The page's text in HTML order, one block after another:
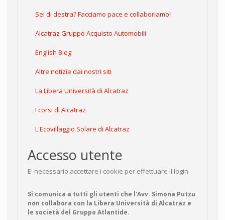
Sei di destra? Facciamo pace e collaboriamo!
Alcatraz Gruppo Acquisto Automobili
English Blog
Altre notizie dai nostri siti
La Libera Università di Alcatraz
I corsi di Alcatraz
L'Ecovillaggio Solare di Alcatraz
Accesso utente
E' necessario accettare i cookie per effettuare il login
Si comunica a tutti gli utenti che l'Avv. Simona Putzu
non collabora con la Libera Università di Alcatraz e
le società del Gruppo Atlantide.